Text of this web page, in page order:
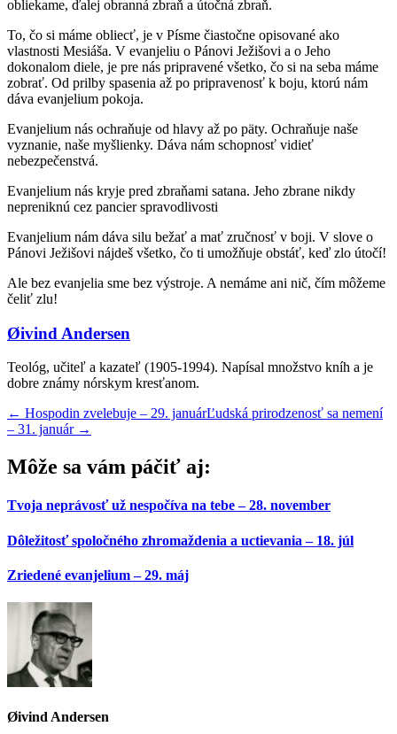
obliekame, ďalej obranná zbraň a útočná zbraň.
To, čo si máme obliecť, je v Písme čiastočne opisované ako
vlastnosti Mesiáša. V evanjeliu o Pánovi Ježišovi a o Jeho
dokonalom diele, je pre nás pripravené všetko, čo si na seba máme
zobrať. Od prilby spasenia až po pripravenosť k boju, ktorú nám
dáva evanjelium pokoja.
Evanjelium nás ochraňuje od hlavy až po päty. Ochraňuje naše
vyznanie, naše myšlienky. Dáva nám schopnosť vidieť
nebezpečenstvá.
Evanjelium nás kryje pred zbraňami satana. Jeho zbrane nikdy
nepreniknú cez pancier spravodlivosti
Evanjelium nám dáva silu bežať a mať zručnosť v boji. V slove o
Pánovi Ježišovi nájdeš všetko, čo ti umožňuje obstáť, keď zlo útočí!
Ale bez evanjelia sme bez výstroje. A nemáme ani nič, čím môžeme
čeliť zlu!
Øivind Andersen
Teológ, učiteľ a kazateľ (1905-1994). Napísal množstvo kníh a je
dobre známy nórskym kresťanom.
← Hospodin zvelebuje – 29. januárĽudská prirodzenosť sa nemení
– 31. január →
Môže sa vám páčiť aj:
Tvoja neprávosť už nespočíva na tebe – 28. november
Dôležitosť spoločného zhromaždenia a uctievania – 18. júl
Zriedené evanjelium – 29. máj
Øivind Andersen